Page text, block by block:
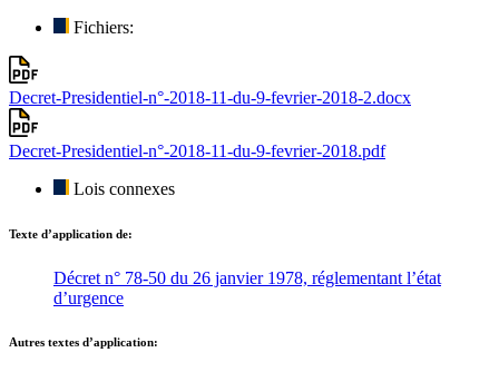
Fichiers:
Decret-Presidentiel-n°-2018-11-du-9-fevrier-2018-2.docx
Decret-Presidentiel-n°-2018-11-du-9-fevrier-2018.pdf
Lois connexes
Texte d’application de:
Décret n° 78-50 du 26 janvier 1978, réglementant l’état
d’urgence
Autres textes d’application: